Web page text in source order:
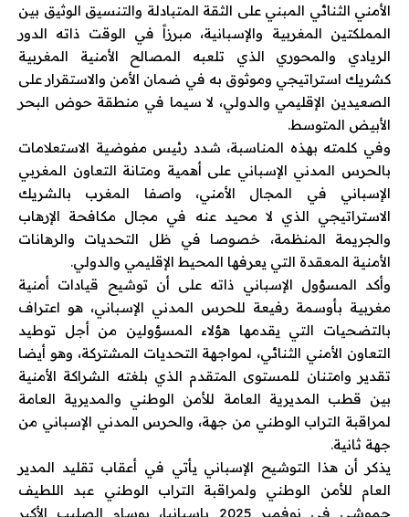
الأمني الثنائي المبني على الثقة المتبادلة والتنسيق الوثيق بين
المملكتين المغربية والإسبانية، مبرزاً في الوقت ذاته الدور
الريادي والمحوري الذي تلعبه المصالح الأمنية المغربية
كشريك استراتيجي وموثوق به في ضمان الأمن والاستقرار على
الصعيدين الإقليمي والدولي، لا سيما في منطقة حوض البحر
الأبيض المتوسط.
وفي كلمته بهذه المناسبة، شدد رئيس مفوضية الاستعلامات
بالحرس المدني الإسباني على أهمية ومتانة التعاون المغربي
الإسباني في المجال الأمني، واصفا المغرب بالشريك
الاستراتيجي الذي لا محيد عنه في مجال مكافحة الإرهاب
والجريمة المنظمة، خصوصا في ظل التحديات والرهانات
الأمنية المعقدة التي يعرفها المحيط الإقليمي والدولي.
وأكد المسؤول الإسباني ذاته على أن توشيح قيادات أمنية
مغربية بأوسمة رفيعة للحرس المدني الإسباني، هو اعتراف
بالتضحيات التي يقدمها هؤلاء المسؤولين من أجل توطيد
التعاون الأمني الثنائي، لمواجهة التحديات المشتركة، وهو أيضا
تقدير وامتنان للمستوى المتقدم الذي بلغته الشراكة الأمنية
بين قطب المديرية العامة للأمن الوطني والمديرية العامة
لمراقبة التراب الوطني من جهة، والحرس المدني الإسباني من
جهة ثانية.
يذكر أن هذا التوشيح الإسباني يأتي في أعقاب تقليد المدير
العام للأمن الوطني ولمراقبة التراب الوطني عبد اللطيف
حموشي في نوفمبر 2025 بإسبانيا، بوسام الصليب الأكبر